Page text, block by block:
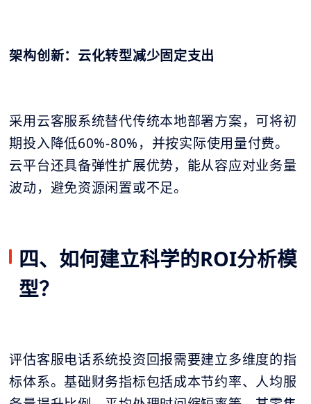
架构创新：云化转型减少固定支出
采用云客服系统替代传统本地部署方案，可将初
期投入降低60%-80%，并按实际使用量付费。
云平台还具备弹性扩展优势，能从容应对业务量
波动，避免资源闲置或不足。
四、如何建立科学的ROI分析模
型？
评估客服电话系统投资回报需要建立多维度的指
标体系。基础财务指标包括成本节约率、人均服